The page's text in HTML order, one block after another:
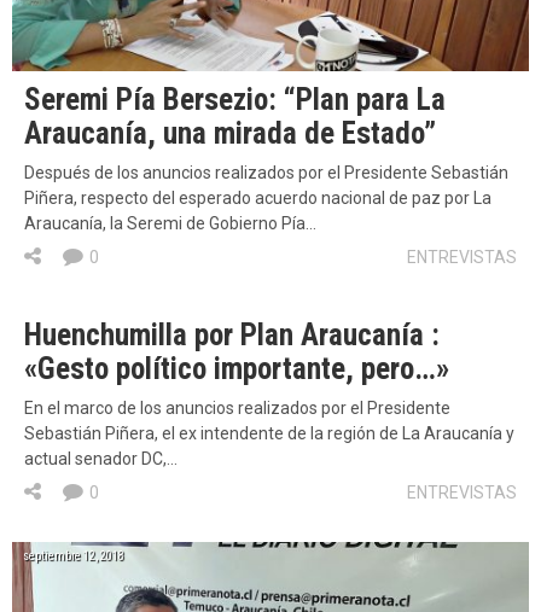
Seremi Pía Bersezio: “Plan para La
Araucanía, una mirada de Estado”
Después de los anuncios realizados por el Presidente Sebastián
Piñera, respecto del esperado acuerdo nacional de paz por La
Araucanía, la Seremi de Gobierno Pía…
ENTREVISTAS
0
Huenchumilla por Plan Araucanía :
«Gesto político importante, pero…»
En el marco de los anuncios realizados por el Presidente
Sebastián Piñera, el ex intendente de la región de La Araucanía y
actual senador DC,…
ENTREVISTAS
0
septiembre 12, 2018